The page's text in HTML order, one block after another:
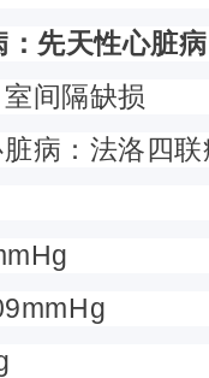
先天性心脏病
间隔缺损
病：法洛四联